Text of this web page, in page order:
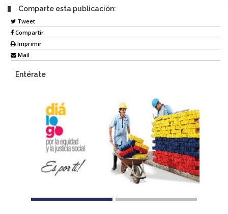
Comparte esta publicación:
Tweet
Compartir
Imprimir
Mail
Entérate